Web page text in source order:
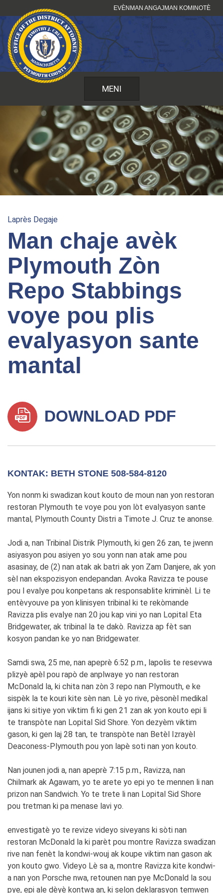
kontni
EVÈNMAN ANGAJMAN KOMINOTÈ
MENI
Laprès Degaje
Man chaje avèk
Plymouth Zòn
Repo Stabbings
voye pou plis
evalyasyon sante
mantal
DOWNLOAD PDF
KONTAK: BETH STONE 508-584-8120
Yon nonm ki swadizan kout kouto de moun nan yon restoran
restoran Plymouth te voye pou yon lòt evalyasyon sante
mantal, Plymouth County Distri a Timote J. Cruz te anonse.
Jodi a, nan Tribinal Distrik Plymouth, ki gen 26 zan, te jwenn
asiyasyon pou asiyen yo sou yonn nan atak ame pou
asasinay, de (2) nan atak ak batri ak yon Zam Danjere, ak yon
sèl nan ekspozisyon endepandan. Avoka Ravizza te pouse
pou l evalye pou konpetans ak responsablite kriminèl. Li te
entèvyouve pa yon klinisyen tribinal ki te rekòmande
Ravizza plis evalye nan 20 jou kap vini yo nan Lopital Eta
Bridgewater, ak tribinal la te dakò. Ravizza ap fèt san
kosyon pandan ke yo nan Bridgewater.
Samdi swa, 25 me, nan apeprè 6:52 p.m., lapolis te resevwa
plizyè apèl pou rapò de anplwaye yo nan restoran
McDonald la, ki chita nan zòn 3 repo nan Plymouth, e ke
sispèk la te kouri kite sèn nan. Lè yo rive, pèsonèl medikal
ijans ki sitiye yon viktim fi ki gen 21 zan ak yon kouto epi li
te transpòte nan Lopital Sid Shore. Yon dezyèm viktim
gason, ki gen laj 28 tan, te transpòte nan Betèl Izrayèl
Deaconess-Plymouth pou yon lapè soti nan yon kouto.
Nan jounen jodi a, nan apeprè 7:15 p.m., Ravizza, nan
Chilmark ak Agawam, yo te arete yo epi yo te mennen li nan
prizon nan Sandwich. Yo te trete li nan Lopital Sid Shore
pou tretman ki pa menase lavi yo.
envestigatè yo te revize videyo siveyans ki sòti nan
restoran McDonald la ki parèt pou montre Ravizza swadizan
rive nan fenèt la kondwi-wouj ak koupe viktim nan gason ak
yon kouto gwo. Videyo Lè sa a, montre Ravizza kite kondwi-
a nan yon Porsche nwa, retounen nan pye McDonald la sou
pye, epi ale dèyè kontwa an, ki selon deklarasyon temwen